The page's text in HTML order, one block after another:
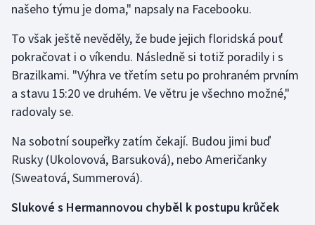
Házená
Jezdectví
Judo
Krasobruslení
Lezení
Lyže a snowboard
Moderní pětiboj
našeho týmu je doma," napsaly na Facebooku.
To však ještě nevěděly, že bude jejich floridská pouť
pokračovat i o víkendu. Následně si totiž poradily i s
Brazilkami. "Výhra ve třetím setu po prohraném prvním
a stavu 15:20 ve druhém. Ve větru je všechno možné,"
radovaly se.
Na sobotní soupeřky zatím čekají. Budou jimi buď
Rusky (Ukolovová, Barsuková), nebo Američanky
(Sweatová, Summerová).
Slukové s Hermannovou chyběl k postupu krůček